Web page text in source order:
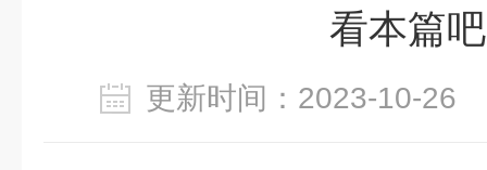
看本篇吧
更新时间：2023-10-